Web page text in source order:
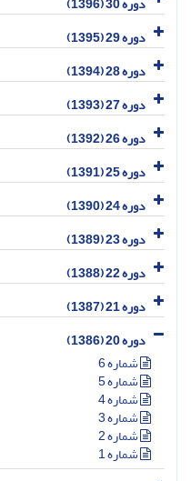
دوره 29 (1395)
دوره 28 (1394)
دوره 27 (1393)
دوره 26 (1392)
دوره 25 (1391)
دوره 24 (1390)
دوره 23 (1389)
دوره 22 (1388)
دوره 21 (1387)
دوره 20 (1386)
شماره 6
شماره 5
شماره 4
شماره 3
شماره 2
شماره 1